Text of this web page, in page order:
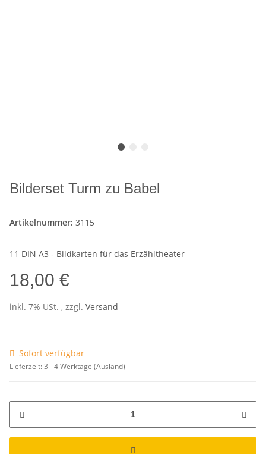
Bilderset Turm zu Babel
Artikelnummer: 3115
11 DIN A3 - Bildkarten für das Erzähltheater
18,00 €
inkl. 7% USt. , zzgl. Versand
Sofort verfügbar
Lieferzeit:3 - 4 Werktage (Ausland)